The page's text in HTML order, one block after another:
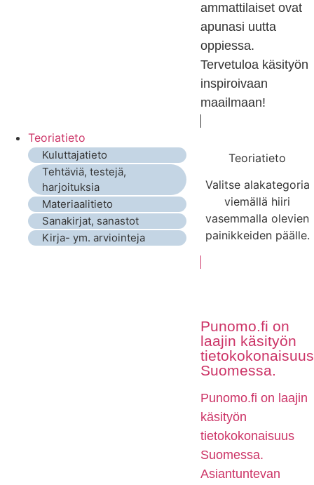
ammattilaiset ovat
apunasi uutta
oppiessa.
Tervetuloa käsityön
inspiroivaan
maailmaan!
Teoriatieto
Kuluttajatieto
Tehtäviä, testejä,
harjoituksia
Materiaalitieto
Sanakirjat, sanastot
Kirja- ym. arviointeja
Teoriatieto
Valitse alakategoria
viemällä hiiri
vasemmalla olevien
painikkeiden päälle.
Punomo.fi on
laajin käsityön
tietokokonaisuus
Suomessa.
Punomo.fi on laajin
käsityön
tietokokonaisuus
Suomessa.
Asiantuntevan